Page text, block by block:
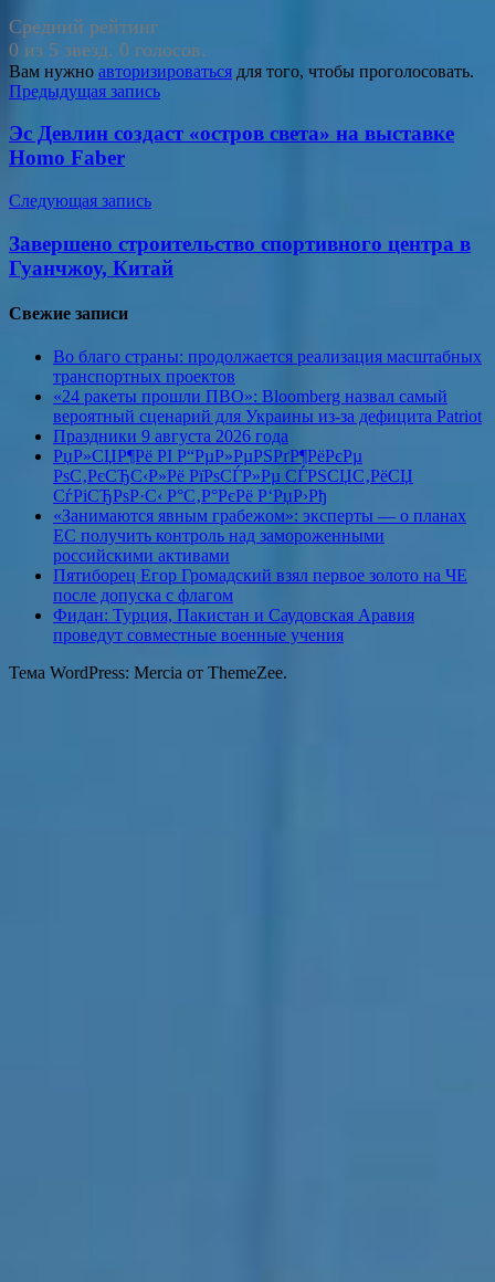
Средний рейтинг
0 из 5 звезд. 0 голосов.
Вам нужно авторизироваться для того, чтобы проголосовать.
Навигация
по
записям
Предыдущая запись
Эс Девлин создаст «остров света» на выставке
Homo Faber
Следующая запись
Завершено строительство спортивного центра в
Гуанчжоу, Китай
Свежие записи
Во благо страны: продолжается реализация масштабных
транспортных проектов
«24 ракеты прошли ПВО»: Bloomberg назвал самый
вероятный сценарий для Украины из-за дефицита Patriot
Праздники 9 августа 2026 года
РџР»СЏР¶Рё РІ Р“РµР»РµРЅРґР¶РёРєРµ
РѕС‚РєСЂС‹Р»Рё РїРѕСЃР»Рµ СЃРЅСЏС‚РёСЏ
СѓРіСЂРѕР·С‹ Р°С‚Р°РєРё Р‘РџР›Рђ
«Занимаются явным грабежом»: эксперты — о планах
ЕС получить контроль над замороженными
российскими активами
Пятиборец Егор Громадский взял первое золото на ЧЕ
после допуска с флагом
Фидан: Турция, Пакистан и Саудовская Аравия
проведут совместные военные учения
Тема WordPress: Mercia от ThemeZee.